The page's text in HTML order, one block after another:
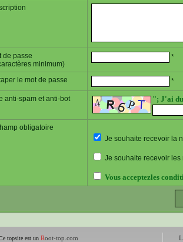
de passe
minimum)
*
le mot de passe *
anti-spam et anti-bot "; J'ai
obligatoire
Je souhaite recevoir la
Je souhaite recevoir
Vous acceptezles
topsite est un Root-top.com